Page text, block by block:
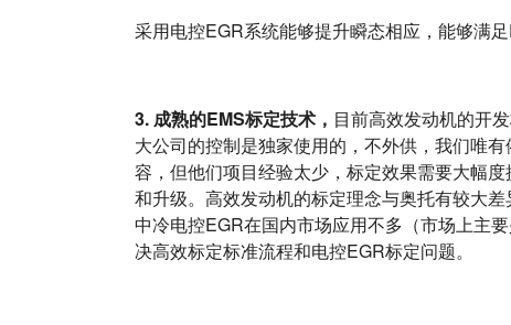
采用电控EGR系统能够提升瞬态相应，能够满足
3. 成熟的EMS标定技术， 目前高效发动机的开
大公司的控制是独家使用的，不外供，我们唯
容，但他们项目经验太少，标定效果需要大幅
和升级。高效发动机的标定理念与奥托有较大
中冷电控EGR在国内市场应用不多（市场上主
决高效标定标准流程和电控EGR标定问题。